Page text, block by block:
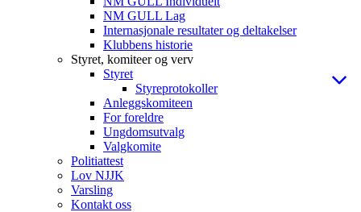
NM GULL Lag
Internasjonale resultater og deltakelser
Klubbens historie
Styret, komiteer og verv
Styret
Styreprotokoller
Anleggskomiteen
For foreldre
Ungdomsutvalg
Valgkomite
Politiattest
Lov NJJK
Varsling
Kontakt oss